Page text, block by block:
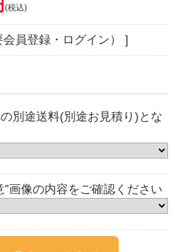
(税込)
員登録・ログイン） ]
別途送料(別途お見積り)とな
画像の内容をご確認ください